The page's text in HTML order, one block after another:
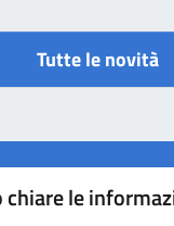
Tutte le novità
chiare le